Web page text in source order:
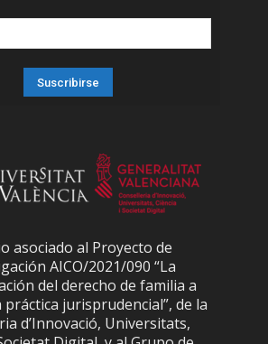
asociado al Proyecto de
AICO/2021/090 “La
del derecho de familia a
práctica jurisprudencial”, de la
d’Innovació, Universitats,